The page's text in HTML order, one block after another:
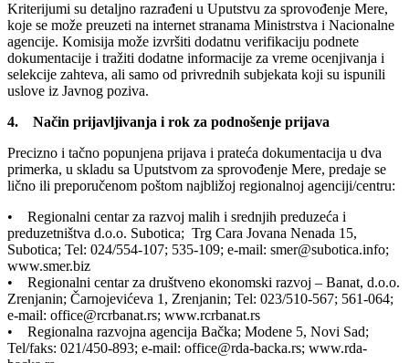
Kriterijumi su detaljno razrađeni u Uputstvu za sprovođenje Mere,
koje se može preuzeti na internet stranama Ministrstva i Nacionalne
agencije. Komisija može izvršiti dodatnu verifikaciju podnete
dokumentacije i tražiti dodatne informacije za vreme ocenjivanja i
selekcije zahteva, ali samo od privrednih subjekata koji su ispunili
uslove iz Javnog poziva.
4. Način prijavljivanja i rok za podnošenje prijava
Precizno i tačno popunjena prijava i prateća dokumentacija u dva
primerka, u skladu sa Uputstvom za sprovođenje Mere, predaje se
lično ili preporučenom poštom najbližoj regionalnoj agenciji/centru:
• Regionalni centar za razvoj malih i srednjih preduzeća i
preduzetništva d.o.o. Subotica; Trg Cara Jovana Nenada 15,
Subotica; Tel: 024/554-107; 535-109; e-mail: smer@subotica.info;
www.smer.biz
• Regionalni centar za društveno ekonomski razvoj – Banat, d.o.o.
Zrenjanin; Čarnojevićeva 1, Zrenjanin; Tel: 023/510-567; 561-064;
e-mail: office@rcrbanat.rs; www.rcrbanat.rs
• Regionalna razvojna agencija Bačka; Modene 5, Novi Sad;
Tel/faks: 021/450-893; e-mail: office@rda-backa.rs; www.rda-